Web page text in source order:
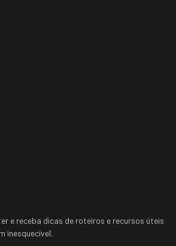
e receba dicas de roteiros e recursos úteis
inesquecível.